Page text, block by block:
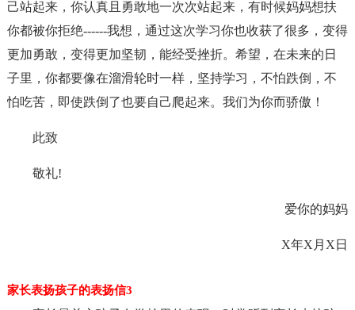
己站起来，你认真且勇敢地一次次站起来，有时候妈妈想扶
你都被你拒绝------我想，通过这次学习你也收获了很多，变得
更加勇敢，变得更加坚韧，能经受挫折。希望，在未来的日
子里，你都要像在溜滑轮时一样，坚持学习，不怕跌倒，不
怕吃苦，即使跌倒了也要自己爬起来。我们为你而骄傲！
此致
敬礼!
爱你的妈妈
X年X月X日
家长表扬孩子的表扬信3